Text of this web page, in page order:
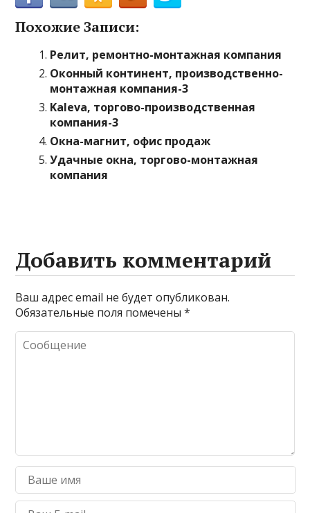
Похожие Записи:
Релит, ремонтно-монтажная компания
Оконный континент, производственно-
монтажная компания-3
Kaleva, торгово-производственная
компания-3
Окна-магнит, офис продаж
Удачные окна, торгово-монтажная
компания
Добавить комментарий
Ваш адрес email не будет опубликован.
Обязательные поля помечены*